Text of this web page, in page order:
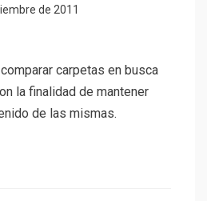
de 2011
carpetas en busca
la finalidad de mantener
de las mismas.